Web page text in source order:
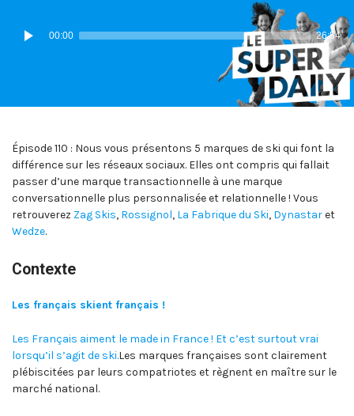
Lecteur
audio
00:00 26:54
Épisode 110 : Nous vous présentons 5 marques de ski qui font la
différence sur les réseaux sociaux. Elles ont compris qui fallait
passer d’une marque transactionnelle à une marque
conversationnelle plus personnalisée et relationnelle ! Vous
retrouverez Zag Skis, Rossignol, La Fabrique du Ski, Dynastaret
Wedze.
Contexte
Les français skient français !
Les Français aiment le made in France ! Et c’est surtout vrai
lorsqu’il s’agit de ski.Les marques françaises sont clairement
plébiscitées par leurs compatriotes et règnent en maître sur le
marché national.